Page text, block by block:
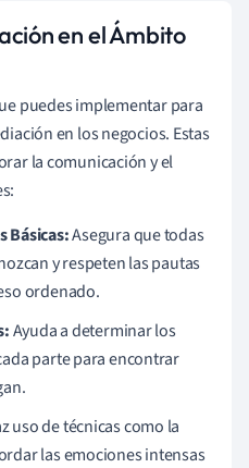
en el Ámbito
puedes implementar para
en los negocios. Estas
la comunicación y el
Básicas:Asegura que todas
y respeten las pautas
ordenado.
Ayuda a determinar los
parte para encontrar
uso de técnicas como la
las emociones intensas